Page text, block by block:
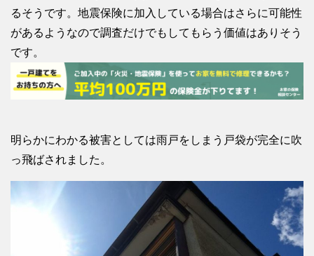
るそうです。地震保険に加入している場合はさらに可能性
があるようなので調査だけでもしてもらう価値はありそう
です。
明らかにわかる被害としては雨戸をしまう戸袋が完全に吹
っ飛ばされました。